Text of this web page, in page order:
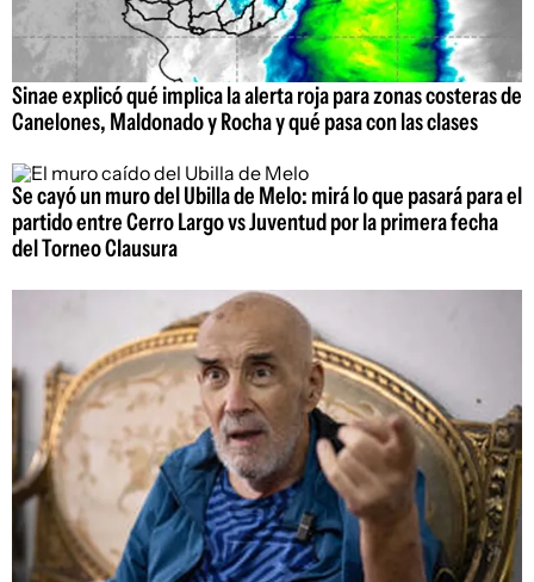
Sinae explicó qué implica la alerta roja para zonas costeras de
Canelones, Maldonado y Rocha y qué pasa con las clases
Se cayó un muro del Ubilla de Melo: mirá lo que pasará para el
partido entre Cerro Largo vs Juventud por la primera fecha
del Torneo Clausura